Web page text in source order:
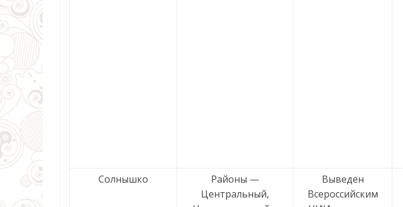
Солнышко
Районы —
Центральный,
Выведен
Всероссийским